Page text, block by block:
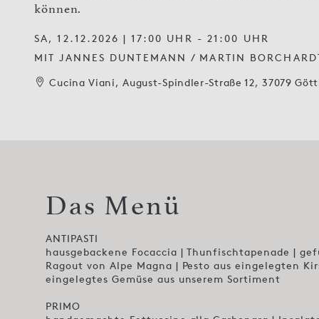
können.
SA, 12.12.2026 | 17:00 UHR - 21:00 UHR
MIT JANNES DUNTEMANN / MARTIN
Cucina Viani, August-Spindler-Straße 12, 37079
Das Menü
ANTIPASTI
hausgebackene Focaccia | Thunfischtapenade |
Ragout von Alpe Magna | Pesto aus eingelegten
eingelegtes Gemüse aus unserem Sortiment
PRIMO